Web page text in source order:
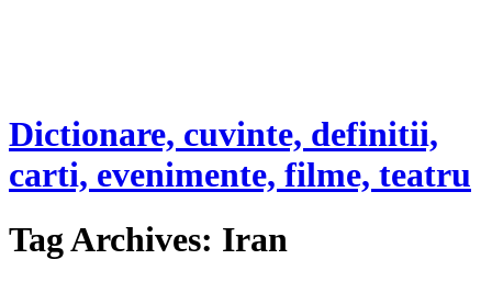
Dictionare, cuvinte, definitii,
carti, evenimente, filme, teatru
Tag Archives: Iran